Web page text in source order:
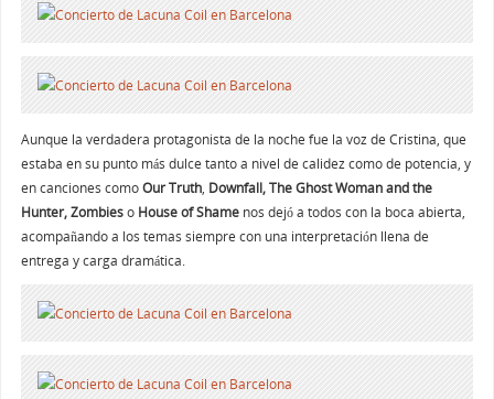
Aunque la verdadera protagonista de la noche fue la voz de Cristina, que
estaba en su punto más dulce tanto a nivel de calidez como de potencia, y
en canciones comoOur Truth, Downfall, The Ghost Woman and the
Hunter, Zombieso House of Shamenos dejó a todos con la boca abierta,
acompañando a los temas siempre con una interpretación llena de
entrega y carga dramática.